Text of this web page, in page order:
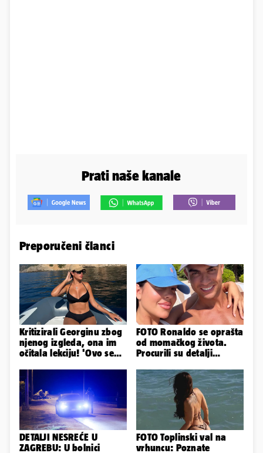
Prati naše kanale
Preporučeni članci
Kritizirali Georginu zbog
njenog izgleda, ona im
očitala lekciju! 'Ovo se
FOTO Ronaldo se oprašta
od momačkog života.
Procurili su detalji
DETALJI NESREĆE U
ZAGREBU: U bolnici
FOTO Toplinski val na
vrhuncu: Poznate